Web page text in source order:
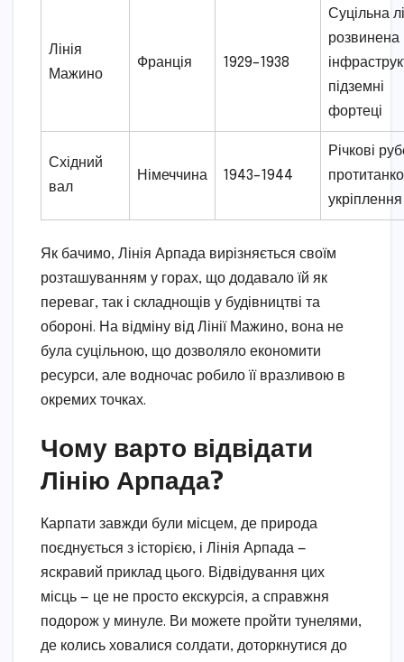
Лінія
Мажино
Франція 1929–1938
Суцільна
розвинена
підземні
фортеці
Східний
вал
Німеччина 1943–1944
Річкові
укріплення
Як бачимо, Лінія Арпада вирізняється своїм
розташуванням у горах, що додавало їй як
переваг, так і складнощів у будівництві та
обороні. На відміну від Лінії Мажино, вона не
була суцільною, що дозволяло економити
ресурси, але водночас робило її вразливою в
окремих точках.
Чому варто відвідати
Лінію Арпада?
Карпати завжди були місцем, де природа
поєднується з історією, і Лінія Арпада —
яскравий приклад цього. Відвідування цих
місць — це не просто екскурсія, а справжня
подорож у минуле. Ви можете пройти тунелями,
де колись ховалися солдати, доторкнутися до